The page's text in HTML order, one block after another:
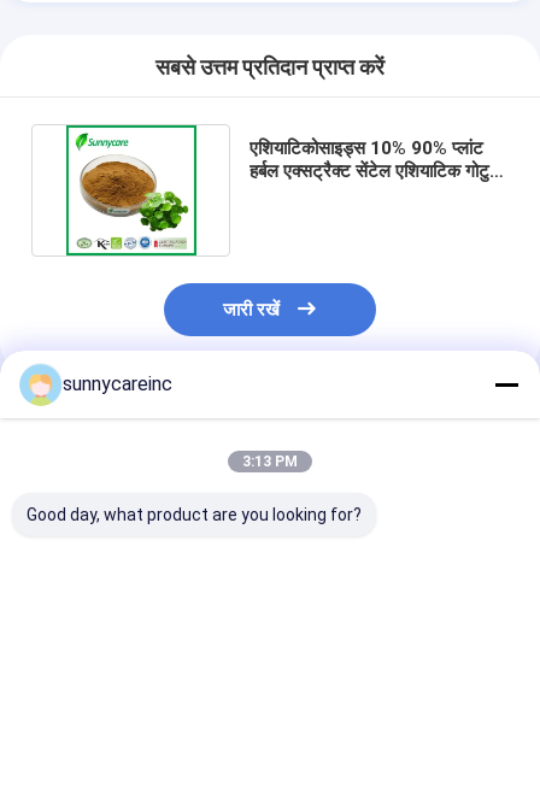
सबसे उत्तम प्रतिदान प्राप्त करें
एशियाटिकोसाइड्स 10% 90% प्लांट
हर्बल एक्सट्रैक्ट सेंटेल एशियाटिक गोटु
जारी रखें
अनुशंसित उत्पाद
sunnycareinc
3:13 PM
Good day, what product are you looking for?